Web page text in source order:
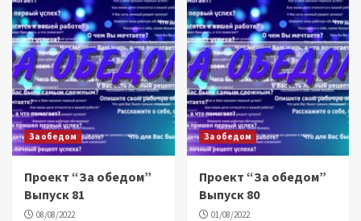
За обедом
Проект “За обедом”
Выпуск 81
08/08/2022
За обедом
Проект “За обедом”
Выпуск 80
01/08/2022